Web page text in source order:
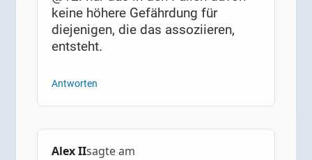
keine höhere Gefährdung für
diejenigen, die das assoziieren,
entsteht.
Antworten
Alex IIsagte am